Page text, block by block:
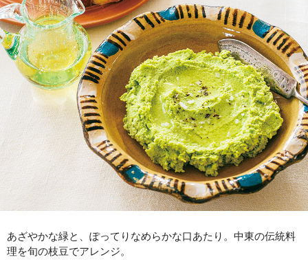
あざやかな緑と、ぽってりなめらかな口あたり。中東の伝統料
理を旬の枝豆でアレンジ。